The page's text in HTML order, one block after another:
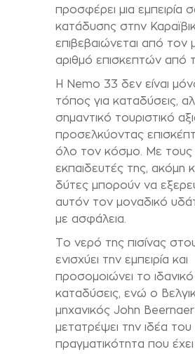
προσφέρει μια εμπειρία
κατάδυσης στην
επιβεβαιώνεται από τον
αριθμό επισκεπτών από
Η Nemo 33 δεν είναι
τόπος για καταδύσεις,
σημαντικό τουριστικό
προσελκύοντας
όλο τον κόσμο. Με τους
εκπαιδευτές της, ακόμη
δύτες μπορούν να
αυτόν τον μοναδικό
με ασφάλεια.
Το νερό της πισίνας
ενισχύει την εμπειρία και
προσομοιώνει το ιδανικό
καταδύσεις, ενώ ο
μηχανικός John
μετατρέψει την ιδέα του
πραγματικότητα που έχει